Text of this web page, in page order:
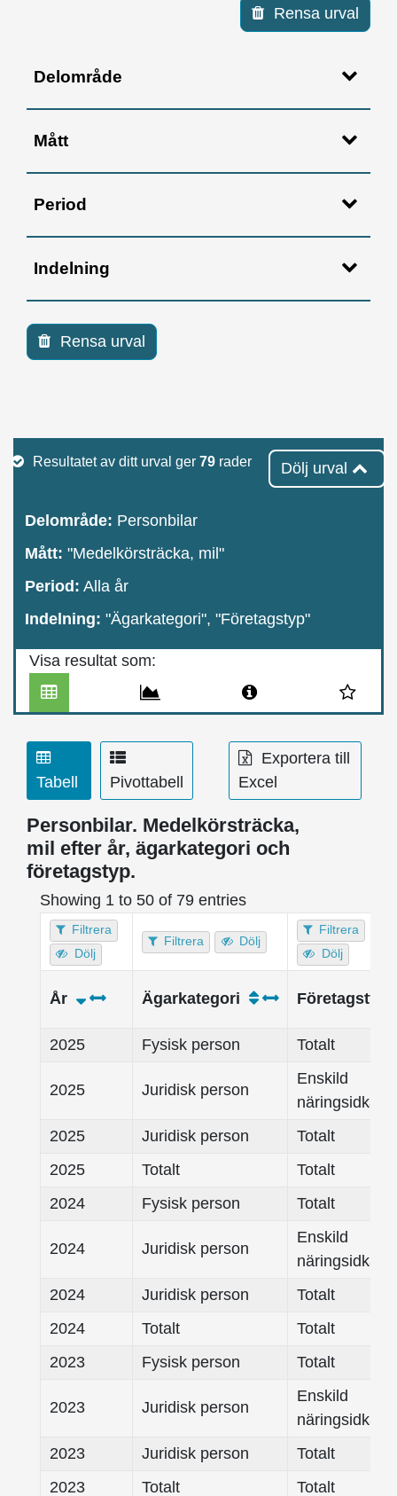
Rensa urval
Delområde
Mått
Period
Indelning
Rensa urval
Resultatet av ditt urval ger79 rader Dölj urval
Delområde: Personbilar
Mått: "Medelkörsträcka, mil"
Period: Alla år
Indelning: "Ägarkategori", "Företagstyp"
Visa resultat som:
Tabell Pivottabell
Exportera till
Excel
Personbilar. Medelkörsträcka,
mil efter år, ägarkategori och
företagstyp.
Showing 1 to 50 of 79 entries
Filtrera
Dölj
Filtrera Dölj
Filtrera
Dölj
År Ägarkategori Företagstyp
2025 Fysisk person Totalt
2025 Juridisk person
Enskild
näringsidkare
2025
Juridisk person
Totalt
2025
Totalt
Totalt
2024
Fysisk person Totalt
2024 Juridisk person
Enskild
näringsidkare
2024
Juridisk person
Totalt
2024
Totalt
Totalt
2023
Fysisk person Totalt
2023 Juridisk person
Enskild
näringsidkare
2023
Juridisk person
Totalt
2023
Totalt Totalt